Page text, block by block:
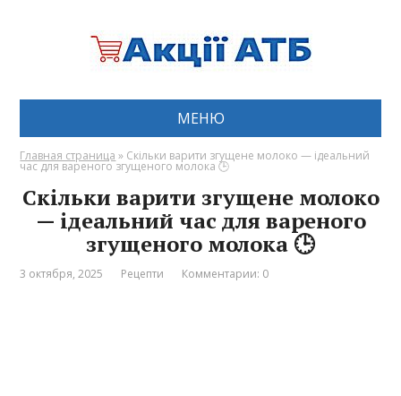
МЕНЮ
Главная страница » Скільки варити згущене молоко — ідеальний
час для вареного згущеного молока 🕒
Скільки варити згущене молоко
— ідеальний час для вареного
згущеного молока 🕒
3 октября, 2025 Рецепти Комментарии: 0